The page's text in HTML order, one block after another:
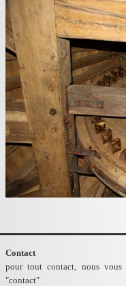
Téléchargements
Contact
AEMJ
Contact
pour tout contact, nous
"contact"